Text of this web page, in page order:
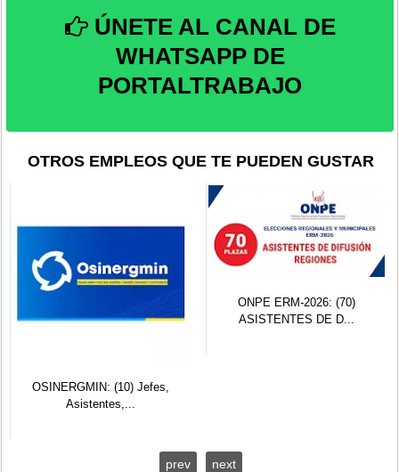
ÚNETE AL CANAL DE
WHATSAPP DE
PORTALTRABAJO
OTROS EMPLEOS QUE TE PUEDEN GUSTAR
OSINERGMIN: (10) Jefes,
Asistentes,...
ONPE ERM-2026: (70)
ASISTENTES DE D...
prev next